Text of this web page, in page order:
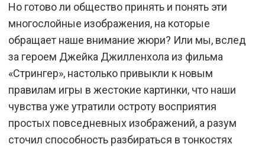
Но готово ли общество принять и понять эти
многослойные изображения, на которые
обращает наше внимание жюри? Или мы, вслед
за героем Джейка Джилленхола из фильма
«Стрингер», настолько привыкли к новым
правилам игры в жестокие картинки, что наши
чувства уже утратили остроту восприятия
простых повседневных изображений, а разум
сточил способность разбираться в тонкостях